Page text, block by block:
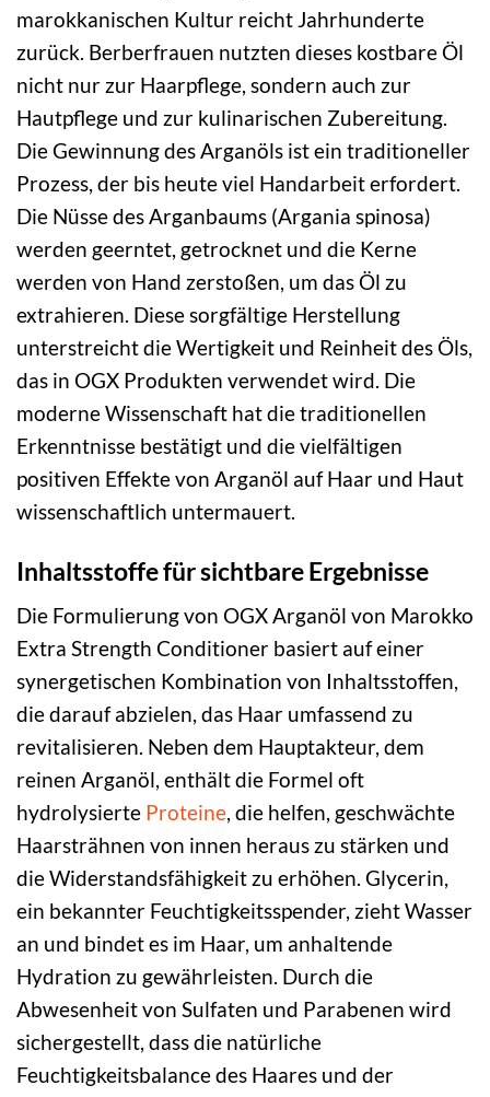
marokkanischen Kultur reicht Jahrhunderte
zurück. Berberfrauen nutzten dieses kostbare Öl
nicht nur zur Haarpflege, sondern auch zur
Hautpflege und zur kulinarischen Zubereitung.
Die Gewinnung des Arganöls ist ein traditioneller
Prozess, der bis heute viel Handarbeit erfordert.
Die Nüsse des Arganbaums (Argania spinosa)
werden geerntet, getrocknet und die Kerne
werden von Hand zerstoßen, um das Öl zu
extrahieren. Diese sorgfältige Herstellung
unterstreicht die Wertigkeit und Reinheit des Öls,
das in OGX Produkten verwendet wird. Die
moderne Wissenschaft hat die traditionellen
Erkenntnisse bestätigt und die vielfältigen
positiven Effekte von Arganöl auf Haar und Haut
wissenschaftlich untermauert.
Inhaltsstoffe für sichtbare Ergebnisse
Die Formulierung von OGX Arganöl von Marokko
Extra Strength Conditioner basiert auf einer
synergetischen Kombination von Inhaltsstoffen,
die darauf abzielen, das Haar umfassend zu
revitalisieren. Neben dem Hauptakteur, dem
reinen Arganöl, enthält die Formel oft
hydrolysierte Proteine, die helfen, geschwächte
Haarsträhnen von innen heraus zu stärken und
die Widerstandsfähigkeit zu erhöhen. Glycerin,
ein bekannter Feuchtigkeitsspender, zieht Wasser
an und bindet es im Haar, um anhaltende
Hydration zu gewährleisten. Durch die
Abwesenheit von Sulfaten und Parabenen wird
sichergestellt, dass die natürliche
Feuchtigkeitsbalance des Haares und der